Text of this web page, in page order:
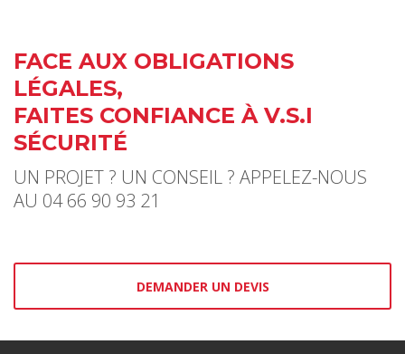
FACE AUX OBLIGATIONS
LÉGALES,
FAITES CONFIANCE À V.S.I
SÉCURITÉ
UN PROJET ? UN CONSEIL ? APPELEZ-NOUS
AU 04 66 90 93 21
DEMANDER UN DEVIS